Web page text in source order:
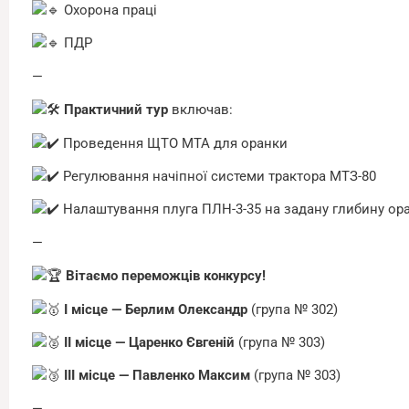
Охорона праці
ПДР
—
Практичний тур включав:
Проведення ЩТО МТА для оранки
Регулювання начіпної системи трактора МТЗ-80
Налаштування плуга ПЛН-3-35 на задану глибину
—
Вітаємо переможців конкурсу!
І місце — Берлим Олександр (група № 302)
ІІ місце — Царенко Євгеній (група № 303)
ІІІ місце — Павленко Максим (група № 303)